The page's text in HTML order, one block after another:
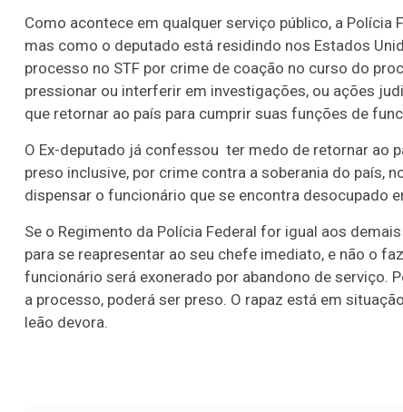
Como acontece em qualquer serviço público, a
mas como o deputado está residindo nos Estados
processo no STF por crime de coação no curso do
pressionar ou interferir em investigações, ou ações
que retornar ao país para cumprir suas funções de
O Ex-deputado já confessou ter medo de retornar ao
preso inclusive, por crime contra a soberania do país,
dispensar o funcionário que se encontra desocupado
Se o Regimento da Polícia Federal for igual aos
para se reapresentar ao seu chefe imediato, e não o
funcionário será exonerado por abandono de serviço.
a processo, poderá ser preso. O rapaz está em
leão devora.